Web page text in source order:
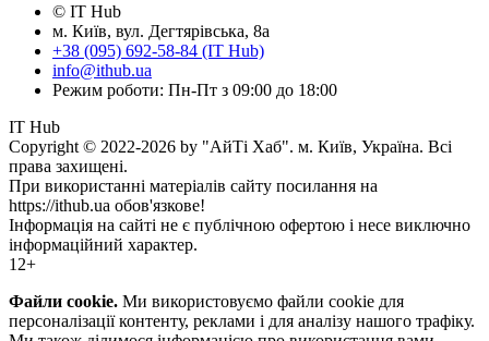
© IT Hub
м. Київ, вул. Дегтярівська, 8а
+38 (095) 692-58-84 (IT Hub)
info@ithub.ua
Режим роботи: Пн-Пт з 09:00 до 18:00
IT Hub
Copyright © 2022-2026 by "АйТі Хаб". м. Київ, Україна. Всі
права захищені.
При використанні матеріалів сайту посилання на
https://ithub.ua обов'язкове!
Інформація на сайті не є публічною офертою і несе виключно
інформаційний характер.
12+
Файли cookie. Ми використовуємо файли cookie для
персоналізації контенту, реклами і для аналізу нашого трафіку.